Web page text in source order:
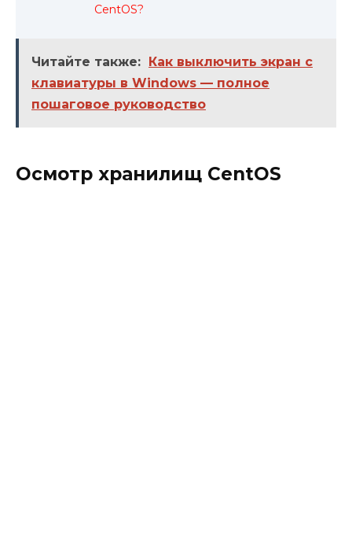
CentOS?
Читайте также: Как выключить экран с
клавиатуры в Windows — полное
пошаговое руководство
Осмотр хранилищ CentOS